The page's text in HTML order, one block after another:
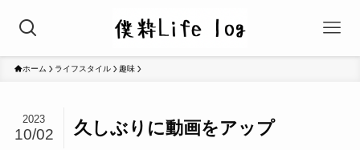
ホーム ライフスタイル 趣味
久しぶりに動画をアップ
2023
10/02